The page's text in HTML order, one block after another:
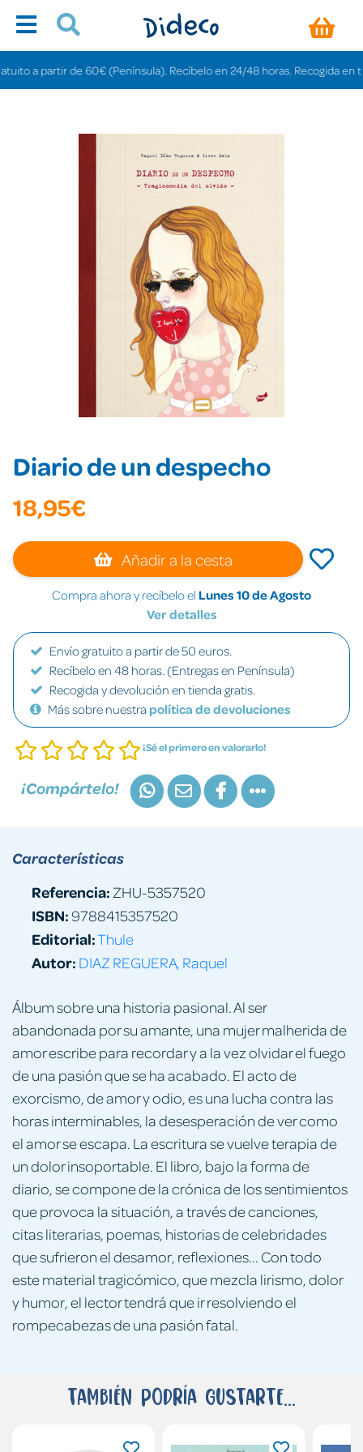
a partir de 60€ (Península). Recíbelo en 24/48 horas. Recogida en
Diario de un despecho
18,95€
Añadir a la cesta
Compra ahora y recíbelo el Lunes 10 de Agosto
Ver detalles
Envío gratuito a partir de 50 euros.
Recíbelo en 48 horas. (Entregas en Península)
Recogida y devolución en tienda gratis.
Más sobre nuestra política de devoluciones
¡Sé el primero en valorarlo!
¡Compártelo!
Álbum sobre una historia pasional. Al ser
abandonada por su amante, una mujer malherida de
amor escribe para recordar y a la vez olvidar el fuego
de una pasión que se ha acabado. El acto de
exorcismo, de amor y odio, es una lucha contra las
horas interminables, la desesperación de ver como
el amor se escapa. La escritura se vuelve terapia de
un dolor insoportable. El libro, bajo la forma de
diario, se compone de la crónica de los sentimientos
que provoca la situación, a través de canciones,
citas literarias, poemas, historias de celebridades
que sufrieron el desamor, reflexiones... Con todo
este material tragicómico, que mezcla lirismo, dolor
y humor, el lector tendrá que ir resolviendo el
rompecabezas de una pasión fatal.
Características
Referencia: ZHU-5357520
ISBN:9788415357520
Editorial:Thule
Autor: DIAZ REGUERA, Raquel
También podría gustarte...